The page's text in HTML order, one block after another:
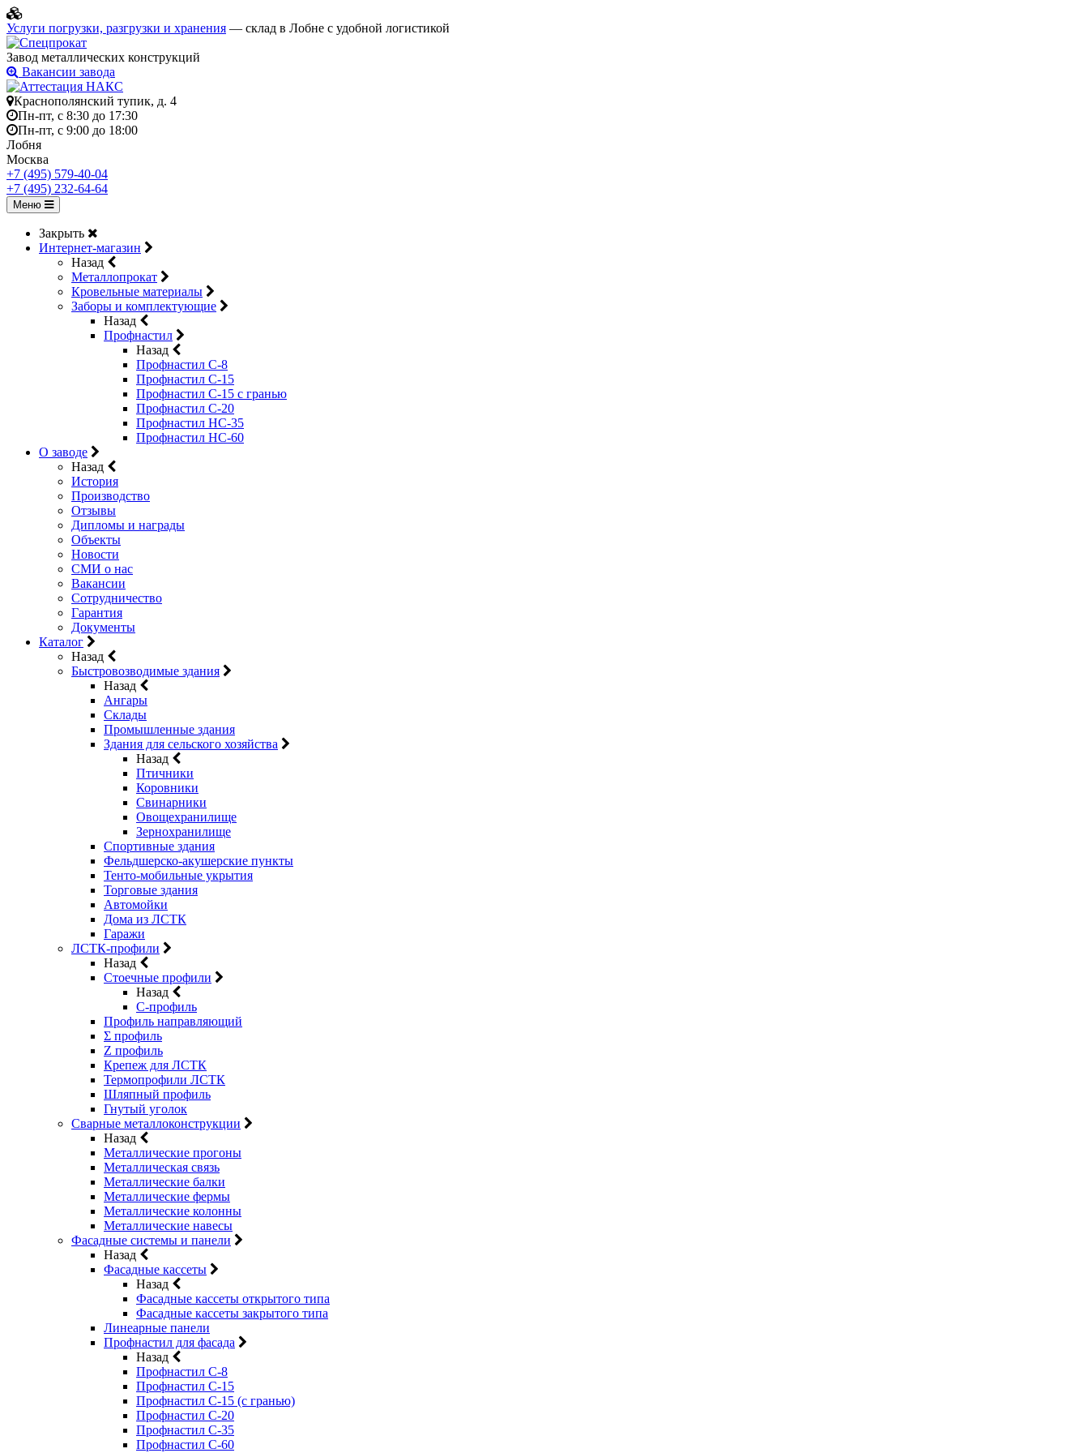
Услуги погрузки, разгрузки и хранения — склад в Лобне с удобной логистикой
Завод металлических конструкций
Вакансии завода
Краснополянский тупик, д. 4
Пн-пт, с 8:30 до 17:30
Пн-пт, с 9:00 до 18:00
Лобня
Москва
+7 (495) 579-40-04
+7 (495) 232-64-64
Меню
Закрыть
Интернет-магазин
Назад
Металлопрокат
Кровельные материалы
Заборы и комплектующие
Назад
Профнастил
Назад
Профнастил С-8
Профнастил С-15
Профнастил C-15 с гранью
Профнастил C-20
Профнастил НС-35
Профнастил НС-60
О заводе
Назад
История
Производство
Отзывы
Дипломы и награды
Объекты
Новости
СМИ о нас
Вакансии
Сотрудничество
Гарантия
Документы
Каталог
Назад
Быстровозводимые здания
Назад
Ангары
Склады
Промышленные здания
Здания для сельского хозяйства
Назад
Птичники
Коровники
Свинарники
Овощехранилище
Зернохранилище
Спортивные здания
Фельдшерско-акушерские пункты
Тенто-мобильные укрытия
Торговые здания
Автомойки
Дома из ЛСТК
Гаражи
ЛСТК-профили
Назад
Стоечные профили
Назад
C-профиль
Профиль направляющий
Σ профиль
Z профиль
Крепеж для ЛСТК
Термопрофили ЛСТК
Шляпный профиль
Гнутый уголок
Сварные металлоконструкции
Назад
Металлические прогоны
Металлическая связь
Металлические балки
Металлические фермы
Металлические колонны
Металлические навесы
Фасадные системы и панели
Назад
Фасадные кассеты
Назад
Фасадные кассеты открытого типа
Фасадные кассеты закрытого типа
Линеарные панели
Профнастил для фасада
Назад
Профнастил С-8
Профнастил С-15
Профнастил С-15 (с гранью)
Профнастил С-20
Профнастил С-35
Профнастил С-60